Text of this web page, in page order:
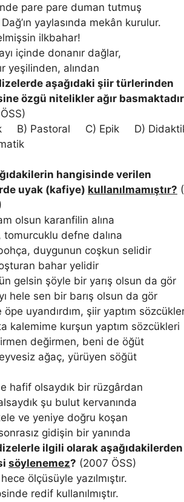
pare pare duman tutmuş
yaylasında mekân kurulur.
ilkbahar!
içinde donanır dağlar,
yeşilinden, alından
aşağıdaki şiir türlerinden
özgü nitelikler ağır
B) Pastoral C) Epik D)
hangisinde verilen
uyak (kafiye) kullanılmamıştır?
olsun karanfilin alına
tomurcuklu defne dalına
duygunun coşkun selidir
bahar yelidir
gelsin şöyle bir yarış olsun da gör
hele sen bir barış olsun da gör
öpe uyandırdım, şiir yaptım
kalemime kurşun yaptım sözcükleri
değirmen, beni de öğüt
ağaç, yürüyen söğüt
hafif olsaydık bir rüzgârdan
şu bulut kervanında
ve yeniye doğru koşan
gidişin bir yanında
ilgili olarak aşağıdakilerden
söylenemez? (2007 ÖSS)
hece ölçüsüyle yazılmıştır.
redif kullanılmıştır.